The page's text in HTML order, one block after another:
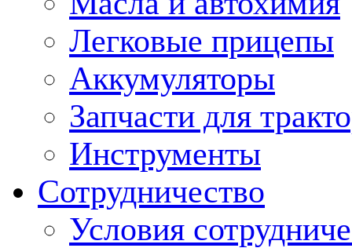
Легковые прицепы
Аккумуляторы
Запчасти для
Инструменты
Сотрудничество
Условия